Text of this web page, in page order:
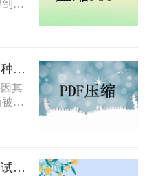
了
积
怎
pdf怎么压缩的小一点？这四种压缩方法了解一下
其
广
，
怎
如何把pdf压缩到指定大小？试试这4种压缩方法！